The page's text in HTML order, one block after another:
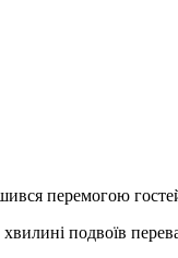
перемогою
подвоїв